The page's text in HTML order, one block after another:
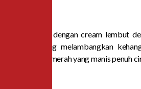
Bento cake dengan cream lembut
atasnya yang melambangkan
aksesn love merah yang manis penuh